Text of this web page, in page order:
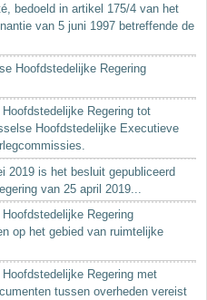
bedoeld in artikel 175/4 van het
van 5 juni 1997 betreffende de
Hoofdstedelijke Regering
Regering tot
Hoofdstedelijke Executieve
2019 is het besluit gepubliceerd
van 25 april 2019...
Regering
op het gebied van ruimtelijke
Regering met
tussen overheden vereist